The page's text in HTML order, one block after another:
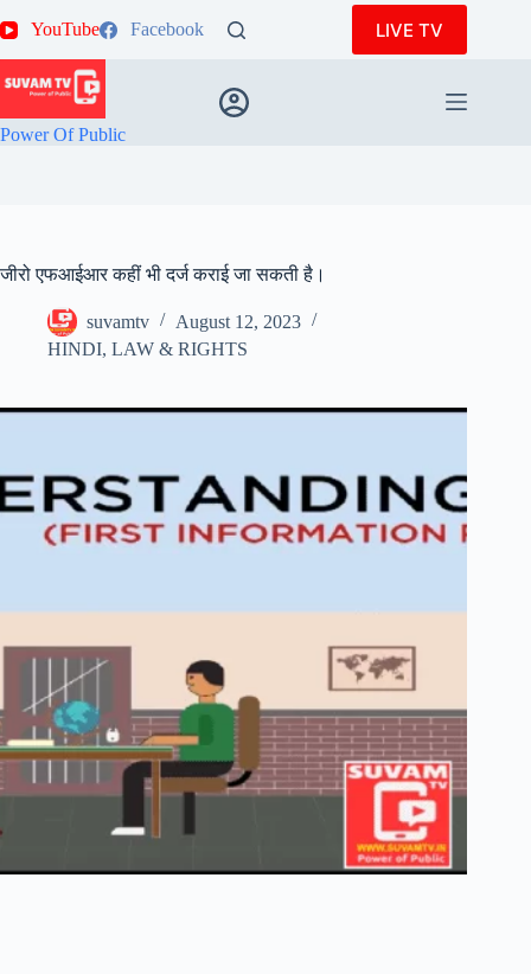
to
YouTube Facebook LIVE TV
Power Of Public
जीरो एफआईआर कहीं भी दर्ज कराई जा सकती है।
suvamtv
August 12, 2023
HINDI, LAW & RIGHTS